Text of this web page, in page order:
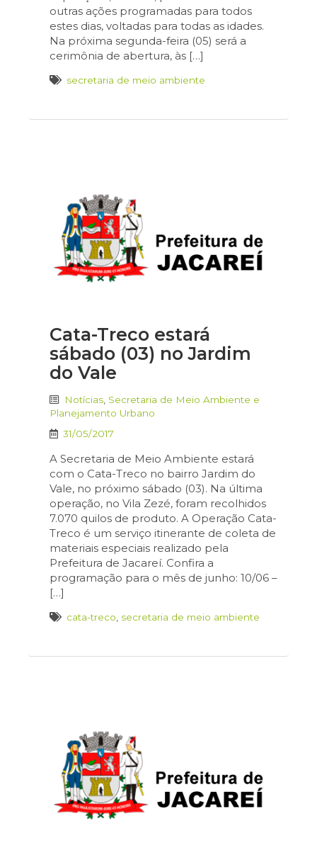
outras ações programadas para todos
estes dias, voltadas para todas as idades.
Na próxima segunda-feira (05) será a
cerimônia de abertura, às […]
secretaria de meio ambiente
Cata-Treco estará
sábado (03) no Jardim
do Vale
Notícias Secretaria de Meio Ambiente e
Planejamento Urbano
31/05/2017
A Secretaria de Meio Ambiente estará
com o Cata-Treco no bairro Jardim do
Vale, no próximo sábado (03). Na última
operação, no Vila Zezé, foram recolhidos
7.070 quilos de produto. A Operação Cata-
Treco é um serviço itinerante de coleta de
materiais especiais realizado pela
Prefeitura de Jacareí. Confira a
programação para o mês de junho: 10/06 –
[…]
cata-treco secretaria de meio ambiente